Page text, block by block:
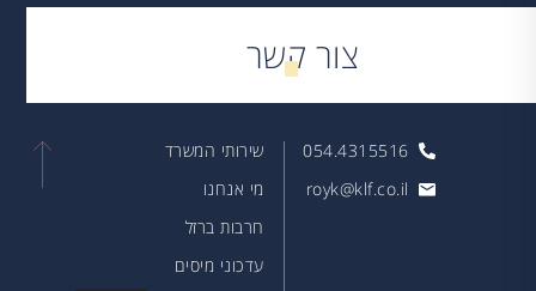
צור קשר
054.4315516
royk@klf.co.il
שירותי המשרד
מי אנחנו
חרבות ברזל
עדכוני מיסים